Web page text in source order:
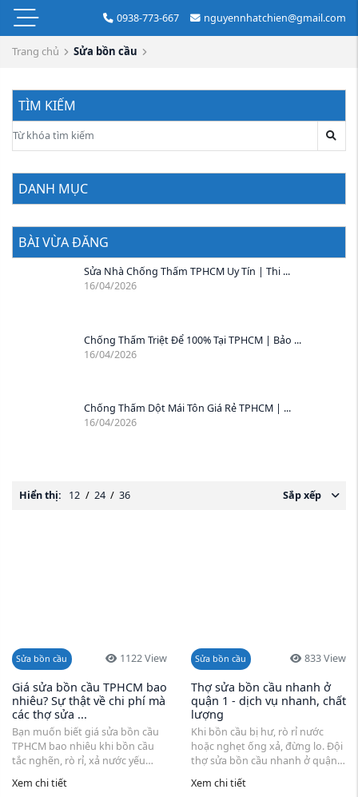
0938-773-667 nguyennhatchien@gmail.com
Trang chủ Sửa bồn cầu
TÌM KIẾM
DANH MỤC
BÀI VỪA ĐĂNG
Sửa Nhà Chống Thấm TPHCM Uy Tín | Thi ...
16/04/2026
Chống Thấm Triệt Để 100% Tại TPHCM | Bảo ...
16/04/2026
Chống Thấm Dột Mái Tôn Giá Rẻ TPHCM | ...
16/04/2026
Hiển thị: 12 / 24 / 36 Sắp xếp
Sửa bồn cầu 1122 View
Giá sửa bồn cầu TPHCM bao
nhiêu? Sự thật về chi phí mà
các thợ sửa ...
Bạn muốn biết giá sửa bồn cầu
TPHCM bao nhiêu khi bồn cầu
tắc nghẽn, rò rỉ, xả nước yếu
hoặc hư van xả nước. Bài viết này
giúp bạn hiểu rõ từng chi ...
Xem chi tiết
Sửa bồn cầu 833 View
Thợ sửa bồn cầu nhanh ở
quận 1 - dịch vụ nhanh, chất
lượng
Khi bồn cầu bị hư, rò rỉ nước
hoặc nghẹt ống xả, đừng lo. Đội
thợ sửa bồn cầu nhanh ở quận 1
từ Hương Chiến luôn sẵn sàng
có mặt tận nơi trong 15 phút. ...
Xem chi tiết